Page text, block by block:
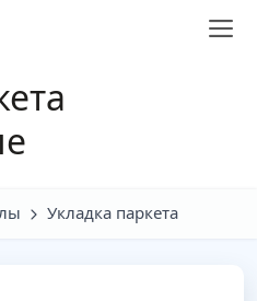
Укладка паркета